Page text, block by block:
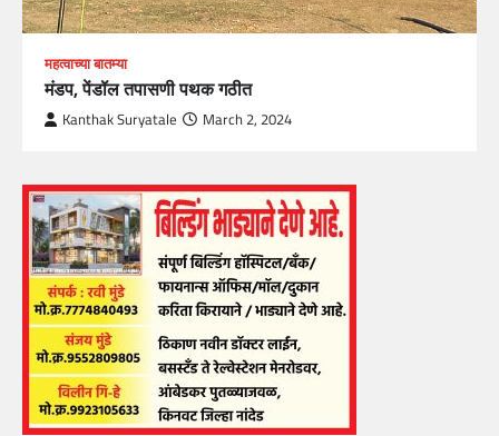
महत्वाच्या बातम्या
मंडप, पेंडॉल तपासणी पथक गठीत
Kanthak Suryatale March 2, 2024